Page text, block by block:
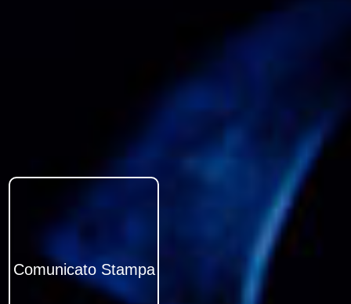
Comunicato Stampa